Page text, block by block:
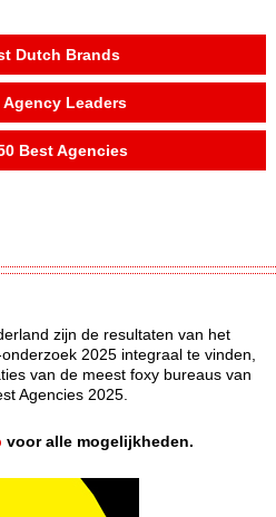
Dutch Brands
Agency Leaders
Best Agencies
zijn de resultaten van het
2025 integraal te vinden,
van de meest foxy bureaus van
Agencies 2025.
voor alle mogelijkheden.